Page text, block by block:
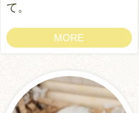
て。
MORE